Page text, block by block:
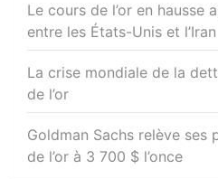
Le cours de l’or en hausse
entre les États-Unis et l’Iran
La crise mondiale de la
de l’or
Goldman Sachs relève ses
de l’or à 3 700 $ l’once